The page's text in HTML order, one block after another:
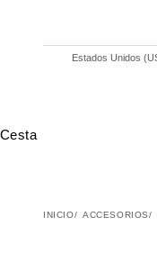
Cesta
INICIO ACCESORIOS